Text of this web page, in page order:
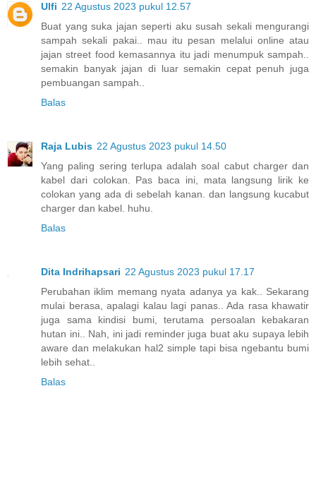
Ulfi 22 Agustus 2023 pukul 12.57
Buat yang suka jajan seperti aku susah sekali mengurangi
sampah sekali pakai.. mau itu pesan melalui online atau
jajan street food kemasannya itu jadi menumpuk sampah..
semakin banyak jajan di luar semakin cepat penuh juga
pembuangan sampah..
Balas
Raja Lubis 22 Agustus 2023 pukul 14.50
Yang paling sering terlupa adalah soal cabut charger dan
kabel dari colokan. Pas baca ini, mata langsung lirik ke
colokan yang ada di sebelah kanan. dan langsung kucabut
charger dan kabel. huhu.
Balas
Dita Indrihapsari 22 Agustus 2023 pukul 17.17
Perubahan iklim memang nyata adanya ya kak.. Sekarang
mulai berasa, apalagi kalau lagi panas.. Ada rasa khawatir
juga sama kindisi bumi, terutama persoalan kebakaran
hutan ini.. Nah, ini jadi reminder juga buat aku supaya lebih
aware dan melakukan hal2 simple tapi bisa ngebantu bumi
lebih sehat..
Balas